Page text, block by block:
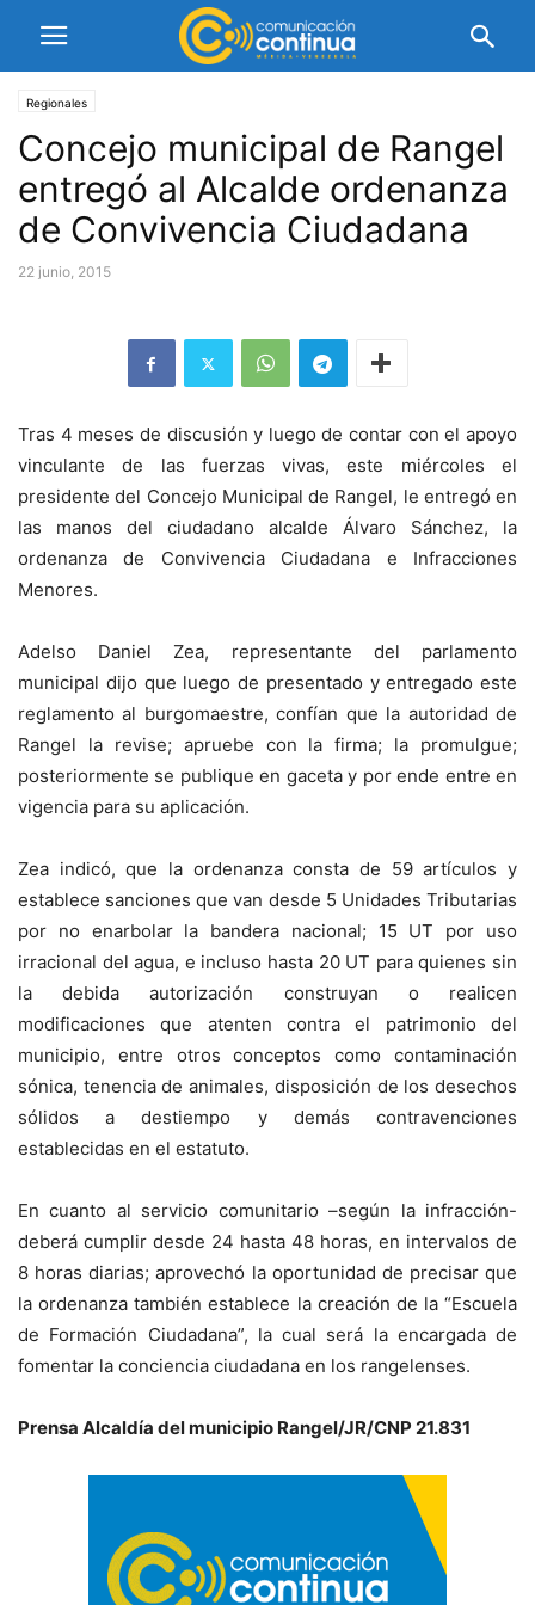
Regionales
Concejo municipal de Rangel
entregó al Alcalde ordenanza
de Convivencia Ciudadana
22 junio, 2015
Tras 4 meses de discusión y luego de contar con el apoyo
vinculante de las fuerzas vivas, este miércoles el
presidente del Concejo Municipal de Rangel, le entregó en
las manos del ciudadano alcalde Álvaro Sánchez, la
ordenanza de Convivencia Ciudadana e Infracciones
Menores.
Adelso Daniel Zea, representante del parlamento
municipal dijo que luego de presentado y entregado este
reglamento al burgomaestre, confían que la autoridad de
Rangel la revise; apruebe con la firma; la promulgue;
posteriormente se publique en gaceta y por ende entre en
vigencia para su aplicación.
Zea indicó, que la ordenanza consta de 59 artículos y
establece sanciones que van desde 5 Unidades Tributarias
por no enarbolar la bandera nacional; 15 UT por uso
irracional del agua, e incluso hasta 20 UT para quienes sin
la debida autorización construyan o realicen
modificaciones que atenten contra el patrimonio del
municipio, entre otros conceptos como contaminación
sónica, tenencia de animales, disposición de los desechos
sólidos a destiempo y demás contravenciones
establecidas en el estatuto.
En cuanto al servicio comunitario –según la infracción-
deberá cumplir desde 24 hasta 48 horas, en intervalos de
8 horas diarias; aprovechó la oportunidad de precisar que
la ordenanza también establece la creación de la “Escuela
de Formación Ciudadana”, la cual será la encargada de
fomentar la conciencia ciudadana en los rangelenses.
Prensa Alcaldía del municipio Rangel/JR/CNP 21.831